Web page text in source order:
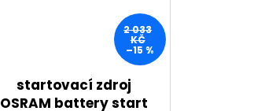
2 033
KČ
–15 %
startovací zdroj
OSRAM battery start